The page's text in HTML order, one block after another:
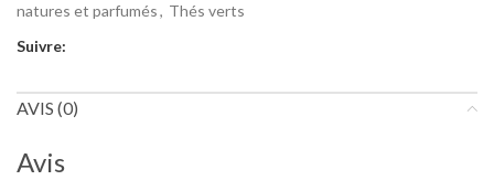
natures et parfumés, Thés verts
Suivre:
AVIS (0)
Avis